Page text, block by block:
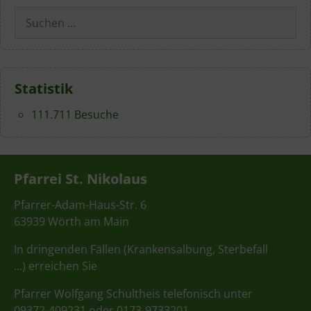
Suchen
nach:
Statistik
111.711 Besuche
Pfarrei St. Nikolaus
Pfarrer-Adam-Haus-Str. 6
63939 Wörth am Main
In dringenden Fällen (Krankensalbung, Sterbefall
…) erreichen Sie
Pfarrer Wolfgang Schultheis telefonisch unter